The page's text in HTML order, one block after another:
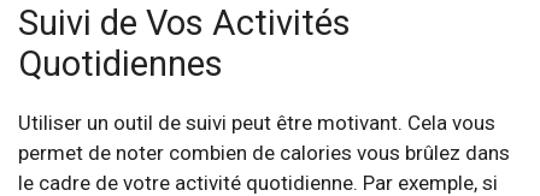
Suivi de Vos Activités
Quotidiennes
Utiliser un outil de suivi peut être motivant. Cela vous
permet de noter combien de calories vous brûlez dans
le cadre de votre activité quotidienne. Par exemple, si